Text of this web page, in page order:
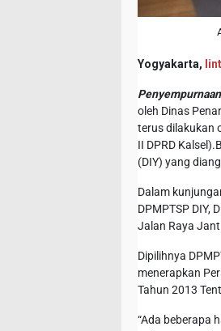
Yogyakarta,
Penyempurnaan
oleh Dinas
terus dilakukan
II DPRD
(DIY) yang
Dalam
DPMPTSP DIY,
Jalan Raya
Dipilihnya
menerapkan
Tahun 2013
“Ada beberapa